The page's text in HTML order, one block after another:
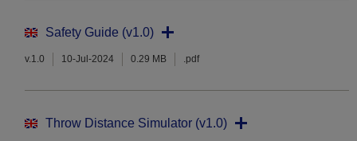
Safety Guide (v1.0)
v.1.0 10-Jul-2024 0.29 MB .pdf
Throw Distance Simulator (v1.0)